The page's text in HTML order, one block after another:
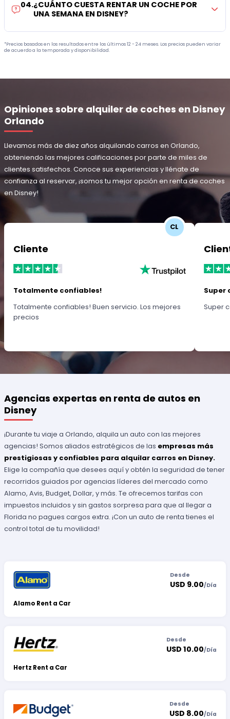
04.¿CUÁNTO CUESTA RENTAR UN COCHE POR
UNA SEMANA EN DISNEY?
*Precios basados en los resultados entre los últimos 12 - 24 meses. Los precios pueden variar
de acuerdo a la temporada y disponibilidad.
Opiniones sobre alquiler de coches en Disney
Orlando
Llevamos más de diez años alquilando carros en Orlando,
obteniendo las mejores calificaciones por parte de miles de
clientes satisfechos. Conoce sus experiencias y llénate de
confianza al reservar, ¡somos tu mejor opción en renta de coches
en Disney!
CL
Cliente
Totalmente confiables!
Totalmente confiables! Buen servicio. Los mejores
precios
Super
Super
Agencias expertas en renta de autos en
Disney
¡Durante tu viaje a Orlando, alquila un auto con las mejores
agencias! Somos aliados estratégicos de las empresas más
prestigiosas y confiables para alquilar carros en Disney.
Elige la compañía que desees aquí y obtén la seguridad de tener
recorridos guiados por agencias líderes del mercado como
Alamo, Avis, Budget, Dollar, y más. Te ofrecemos tarifas con
impuestos incluidos y sin gastos sorpresa para que al llegar a
Florida no pagues cargos extra. ¡Con un auto de renta tienes el
control total de tu movilidad!
Alamo Rent a Car
Desde
USD 9.00/Día
Hertz Rent a Car
Desde
USD 10.00/Día
Desde
USD 8.00/Día